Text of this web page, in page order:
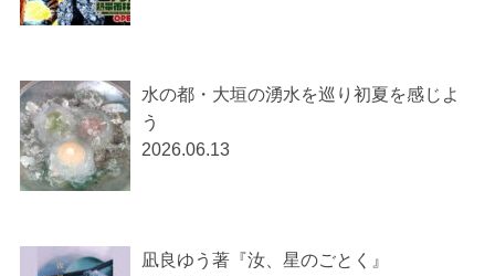
水の都・大垣の湧水を巡り初夏を感じよ
う
2026.06.13
凪良ゆう著『汝、星のごとく』